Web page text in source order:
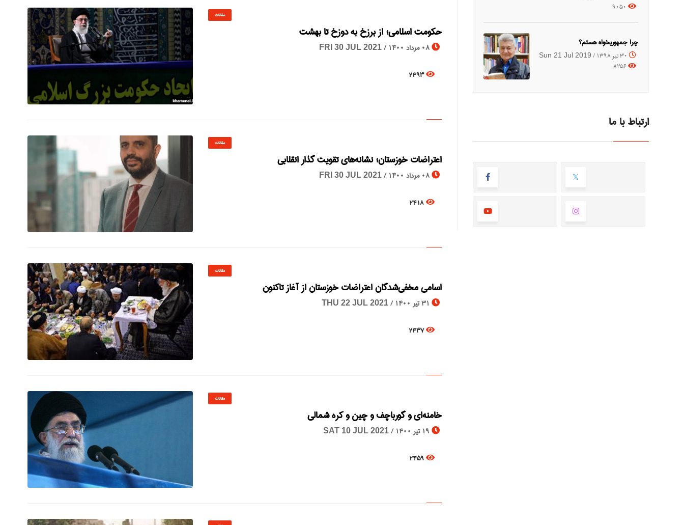
مقالات
حکومت اسلامی؛ از برزخ به دوزخ تا بهشت
08 مرداد 1400 / FRI 30 JUL 2021
2493
مقالات
اعتراضات خوزستان؛ نشانه‌های تقویت گذار انقلابی
08 مرداد 1400 / FRI 30 JUL 2021
2418
مقالات
اسامی مخفی‌شدگان اعتراضات خوزستان از آغاز تاکنون
31 تیر 1400 / THU 22 JUL 2021
2437
مقالات
خامنه‌ای و گورباچف و چین و کره شمالی
19 تیر 1400 / SAT 10 JUL 2021
2459
9050
چرا جمهوریخواه هستم؟
30 تیر 1398 / Sun 21 Jul 2019
8256
ارتباط با ما